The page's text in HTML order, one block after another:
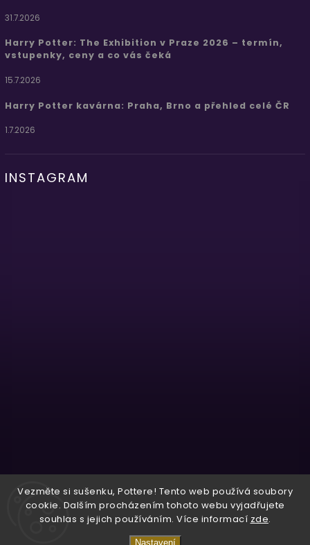
Vezměte si sušenku, Pottere! Tento web používá soubory
cookie. Dalším procházením tohoto webu vyjadřujete
souhlas s jejich používáním. Více informací zde.
Nastavení
31.7.2026
Harry Potter: The Exhibition v Praze 2026 – termín,
vstupenky, ceny a co vás čeká
15.7.2026
Harry Potter kavárna: Praha, Brno a přehled celé ČR
1.7.2026
INSTAGRAM
Sledovat na Instagramu
Copyright 2026Wizardo. Všechna práva vyhrazena.